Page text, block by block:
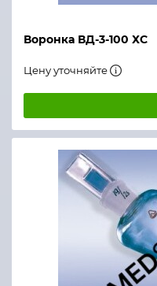
Воронка ВД-3-100 ХС
Цену уточняйте